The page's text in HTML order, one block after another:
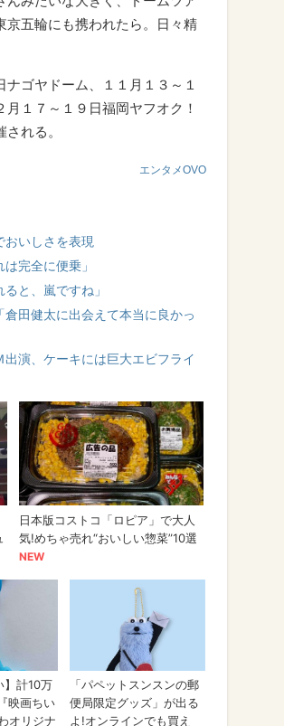
京五輪にも携われたら。日々精
ゴヤドーム、１１月１３～１
１７～１９日福岡ヤフオク！
れる。
エンタメOVO
いしさを表現
完全に便乗」
と、嵐ですね」
田健太に出会えて本当に良かっ
演、ケーキには巨大エビフライ